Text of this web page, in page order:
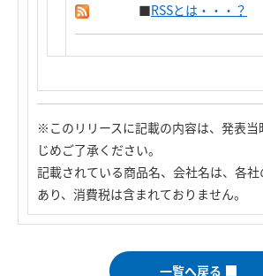
■RSSとは・・・？
※このリリースに記載の内容は、発表
じめご了承ください。
記載されている商品名、会社名は、各
あり、消費税は含まれておりません。
一覧へ戻る